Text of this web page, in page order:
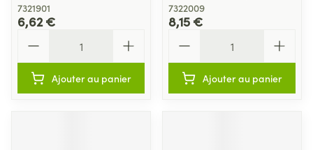
7321901
6,62 €
Ajouter au panier
7322009
8,15 €
Ajouter au panier